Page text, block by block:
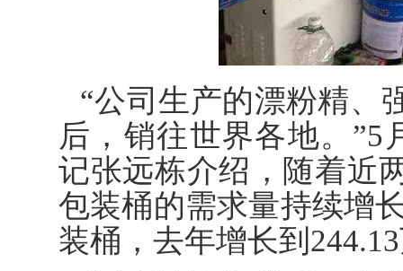
“公司生产的漂粉精、
后，销往世界各地。
记张远栋介绍，随着近
包装桶的需求量持续增
装桶，去年增长到